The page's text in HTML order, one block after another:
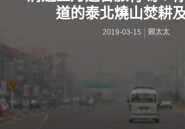
道的泰北燒山焚耕
2019-03-15 賴太太